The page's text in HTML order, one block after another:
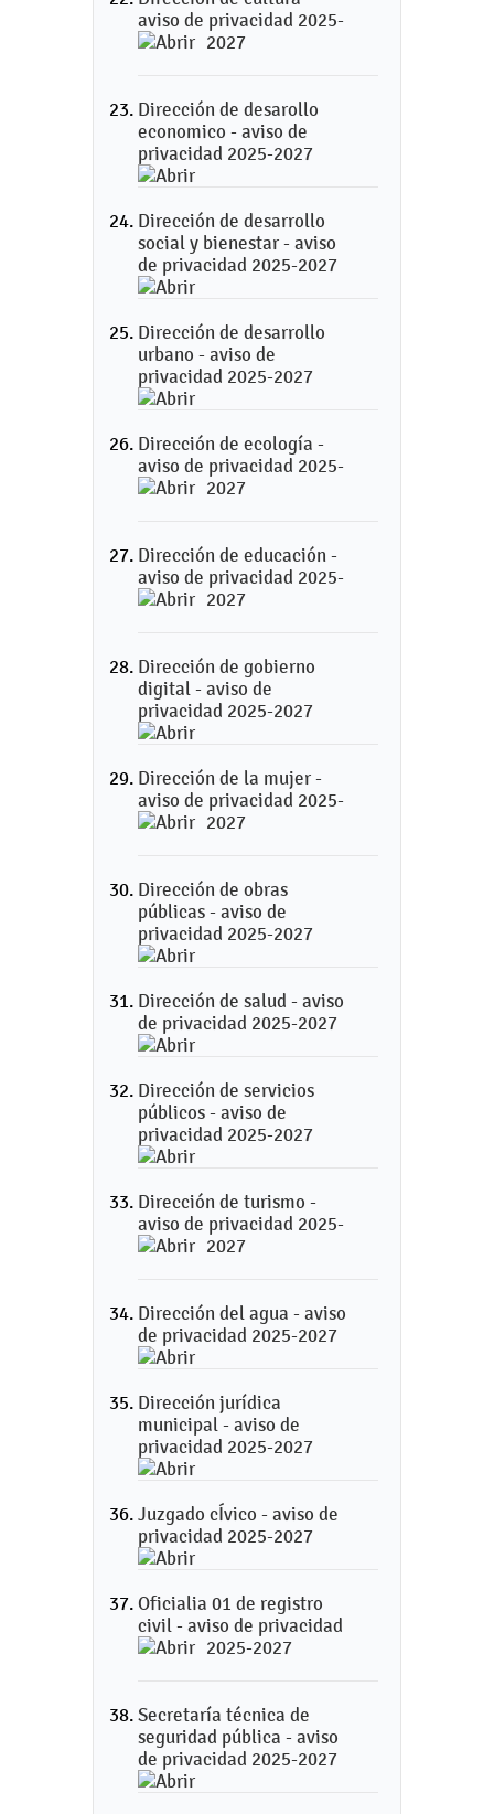
aviso de privacidad 2025-
2027
Dirección de desarollo
economico - aviso de
privacidad 2025-2027
Dirección de desarrollo
social y bienestar - aviso
de privacidad 2025-2027
Dirección de desarrollo
urbano - aviso de
privacidad 2025-2027
Dirección de ecología -
aviso de privacidad 2025-
2027
Dirección de educación -
aviso de privacidad 2025-
2027
Dirección de gobierno
digital - aviso de
privacidad 2025-2027
Dirección de la mujer -
aviso de privacidad 2025-
2027
Dirección de obras
públicas - aviso de
privacidad 2025-2027
Dirección de salud - aviso
de privacidad 2025-2027
Dirección de servicios
públicos - aviso de
privacidad 2025-2027
Dirección de turismo -
aviso de privacidad 2025-
2027
Dirección del agua - aviso
de privacidad 2025-2027
Dirección jurídica
municipal - aviso de
privacidad 2025-2027
Juzgado cÍvico - aviso de
privacidad 2025-2027
Oficialia 01 de registro
civil - aviso de privacidad
2025-2027
Secretaría técnica de
seguridad pública - aviso
de privacidad 2025-2027